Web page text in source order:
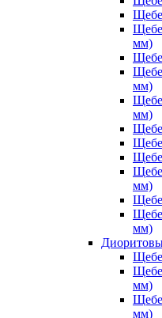
мм)
мм)
мм)
мм)
мм)
мм)
мм)